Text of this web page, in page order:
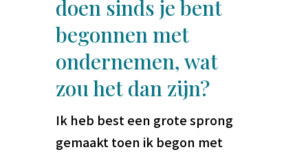
doen sinds je bent
begonnen met
ondernemen, wat
zou het dan zijn?
Ik heb best een grote sprong
gemaakt toen ik begon met